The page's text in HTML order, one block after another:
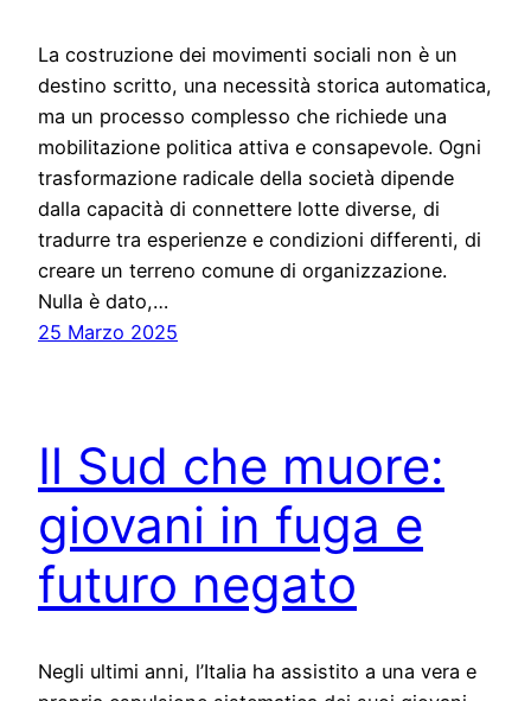
La costruzione dei movimenti sociali non è un
destino scritto, una necessità storica automatica,
ma un processo complesso che richiede una
mobilitazione politica attiva e consapevole. Ogni
trasformazione radicale della società dipende
dalla capacità di connettere lotte diverse, di
tradurre tra esperienze e condizioni differenti, di
creare un terreno comune di organizzazione.
Nulla è dato,…
25 Marzo 2025
Il Sud che muore:
giovani in fuga e
futuro negato
Negli ultimi anni, l’Italia ha assistito a una vera e